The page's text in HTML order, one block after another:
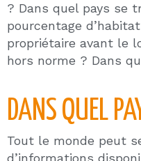
De ce simple fait,
mêmes ingrédients. L’
secteurs de
l’intelligence
La FED a renforcé
moitié de la
dollars ou par